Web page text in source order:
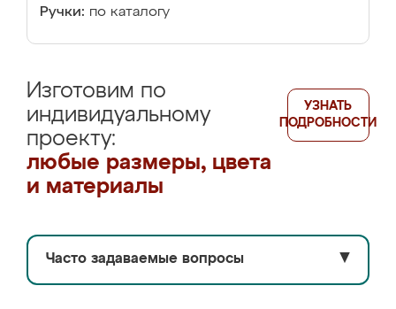
Ручки: по каталогу
Изготовим по
индивидуальному
проекту:
любые размеры, цвета
и материалы
УЗНАТЬ
ПОДРОБНОСТИ
Часто задаваемые вопросы ▼